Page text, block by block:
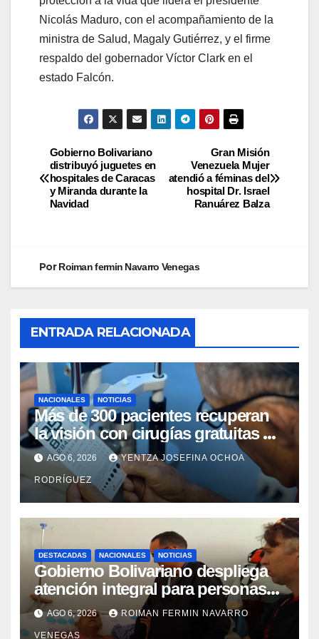
Nicolás Maduro, con el acompañamiento de la
ministra de Salud, Magaly Gutiérrez, y el firme
respaldo del gobernador Víctor Clark en el
estado Falcón.
Gran Misión
Venezuela Mujer
atendió a féminas del
hospital Dr. Israel
Ranuárez Balza
Gobierno Bolivariano
distribuyó juguetes en
hospitales de Caracas
y Miranda durante la
Navidad
PorRoiman fermin Navarro Venegas
ENTRADA RELACIONADA
NACIONALES NOTICIAS
Más de 300 pacientes recuperan
la visión con cirugías gratuitas de
cataratas en Zulia
AGO 6, 2026 YENTZA JOSEFINA OCHOA
RODRÍGUEZ
DESTACADAS NACIONALES NOTICIAS
Gobierno Bolivariano despliega
atención integral para personas
con discapacidad en
campamentos de La Guaira
AGO 6, 2026 ROIMAN FERMIN NAVARRO
VENEGAS